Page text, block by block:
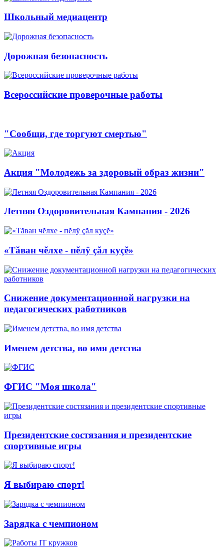
Школьный медиацентр
Дорожная безопасность
Всероссийские проверочные работы
"Сообщи, где торгуют смертью"
Акция "Молодежь за здоровый образ жизни"
Летняя Оздоровительная Кампания - 2026
«Тăван чĕлхе - пĕлÿ çăл куçĕ»
Снижение документационной нагрузки на
педагогических работников
Именем детства, во имя детства
ФГИС "Моя школа"
Президентские состязания и президентские
спортивные игры
Я выбираю спорт!
Зарядка с чемпионом